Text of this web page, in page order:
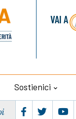
VAI A
Sostienici